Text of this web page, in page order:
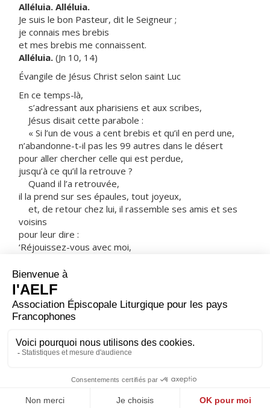
Alléluia. Alléluia.
Je suis le bon Pasteur, dit le Seigneur ;
je connais mes brebis
et mes brebis me connaissent.
Alléluia. (Jn 10, 14)
Évangile de Jésus Christ selon saint Luc
En ce temps-là,
s’adressant aux pharisiens et aux scribes,
Jésus disait cette parabole :
« Si l’un de vous a cent brebis et qu’il en perd une,
n’abandonne-t-il pas les 99 autres dans le désert
pour aller chercher celle qui est perdue,
jusqu’à ce qu’il la retrouve ?
Quand il l’a retrouvée,
il la prend sur ses épaules, tout joyeux,
et, de retour chez lui, il rassemble ses amis et ses
voisins
pour leur dire :
‘Réjouissez-vous avec moi,
celle qui était perdue !’
Je vous le dis :
C’est ainsi qu’il y aura de la joie dans le ciel
pour un seul pécheur qui se convertit,
plus que pour 99 justes
qui n’ont pas besoin de conversion. »
– Acclamons la Parole de Dieu.